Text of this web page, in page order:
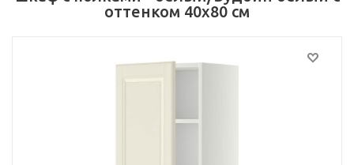
оттенком 40x80 см